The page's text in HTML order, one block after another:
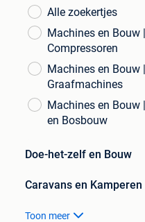
Alle zoekertjes
Machines en Bouw
Compressoren
Machines en Bouw
Graafmachines
Machines en Bouw
en Bosbouw
Doe-het-zelf en Bouw
Caravans en Kamperen
Toon meer